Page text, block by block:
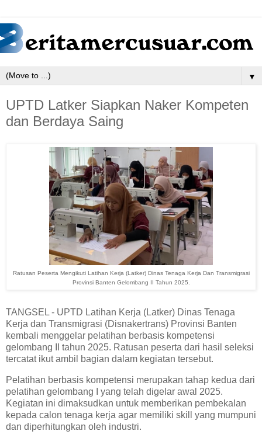
▼
UPTD Latker Siapkan Naker Kompeten
dan Berdaya Saing
Ratusan Peserta Mengikuti Latihan Kerja (Latker) Dinas Tenaga Kerja Dan Transmigrasi
Provinsi Banten Gelombang II Tahun 2025.
TANGSEL - UPTD Latihan Kerja (Latker) Dinas Tenaga
Kerja dan Transmigrasi (Disnakertrans) Provinsi Banten
kembali menggelar pelatihan berbasis kompetensi
gelombang II tahun 2025. Ratusan peserta dari hasil seleksi
tercatat ikut ambil bagian dalam kegiatan tersebut.
Pelatihan berbasis kompetensi merupakan tahap kedua dari
pelatihan gelombang I yang telah digelar awal 2025.
Kegiatan ini dimaksudkan untuk memberikan pembekalan
kepada calon tenaga kerja agar memiliki skill yang mumpuni
dan diperhitungkan oleh industri.